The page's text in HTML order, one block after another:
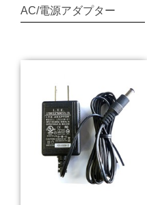
AC/電源アダプター